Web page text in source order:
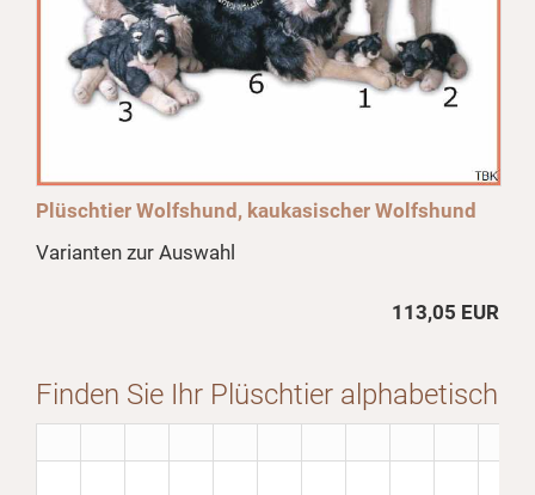
Plüschtier Wolfshund, kaukasischer Wolfshund
Varianten zur Auswahl
113,05 EUR
Finden Sie Ihr Plüschtier alphabetisch